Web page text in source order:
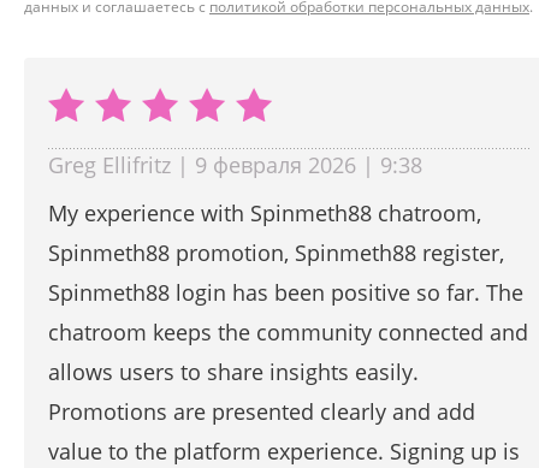
данных и соглашаетесь с политикой обработки персональных данных.
Greg Ellifritz | 9 февраля 2026 | 9:38
My experience with Spinmeth88 chatroom,
Spinmeth88 promotion, Spinmeth88 register,
Spinmeth88 login has been positive so far. The
chatroom keeps the community connected and
allows users to share insights easily.
Promotions are presented clearly and add
value to the platform experience. Signing up is